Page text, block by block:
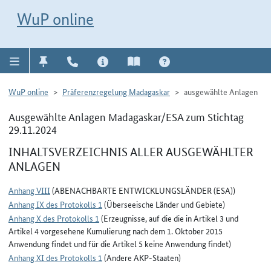
WuP online
WuP online Präferenzregelung Madagaskar ausgewählte Anlagen
Ausgewählte Anlagen Madagaskar/ESA zum Stichtag
29.11.2024
INHALTSVERZEICHNIS ALLER AUSGEWÄHLTER
ANLAGEN
Anhang VIII(ABENACHBARTE ENTWICKLUNGSLÄNDER (ESA))
Anhang IX des Protokolls 1(Überseeische Länder und Gebiete)
Anhang X des Protokolls 1(Erzeugnisse, auf die die in Artikel 3 und
Artikel 4 vorgesehene Kumulierung nach dem 1. Oktober 2015
Anwendung findet und für die Artikel 5 keine Anwendung findet)
Anhang XI des Protokolls 1(Andere AKP-Staaten)